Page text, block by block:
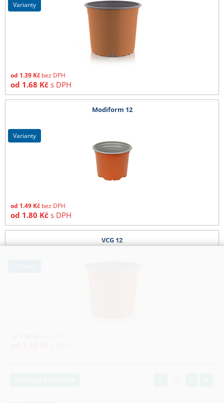
od 1.39 Kč bez DPH
od 1.68 Kč s DPH
varianty
Modiform 12
od 1.49 Kč bez DPH
od 1.80 Kč s DPH
varianty
VCG 12